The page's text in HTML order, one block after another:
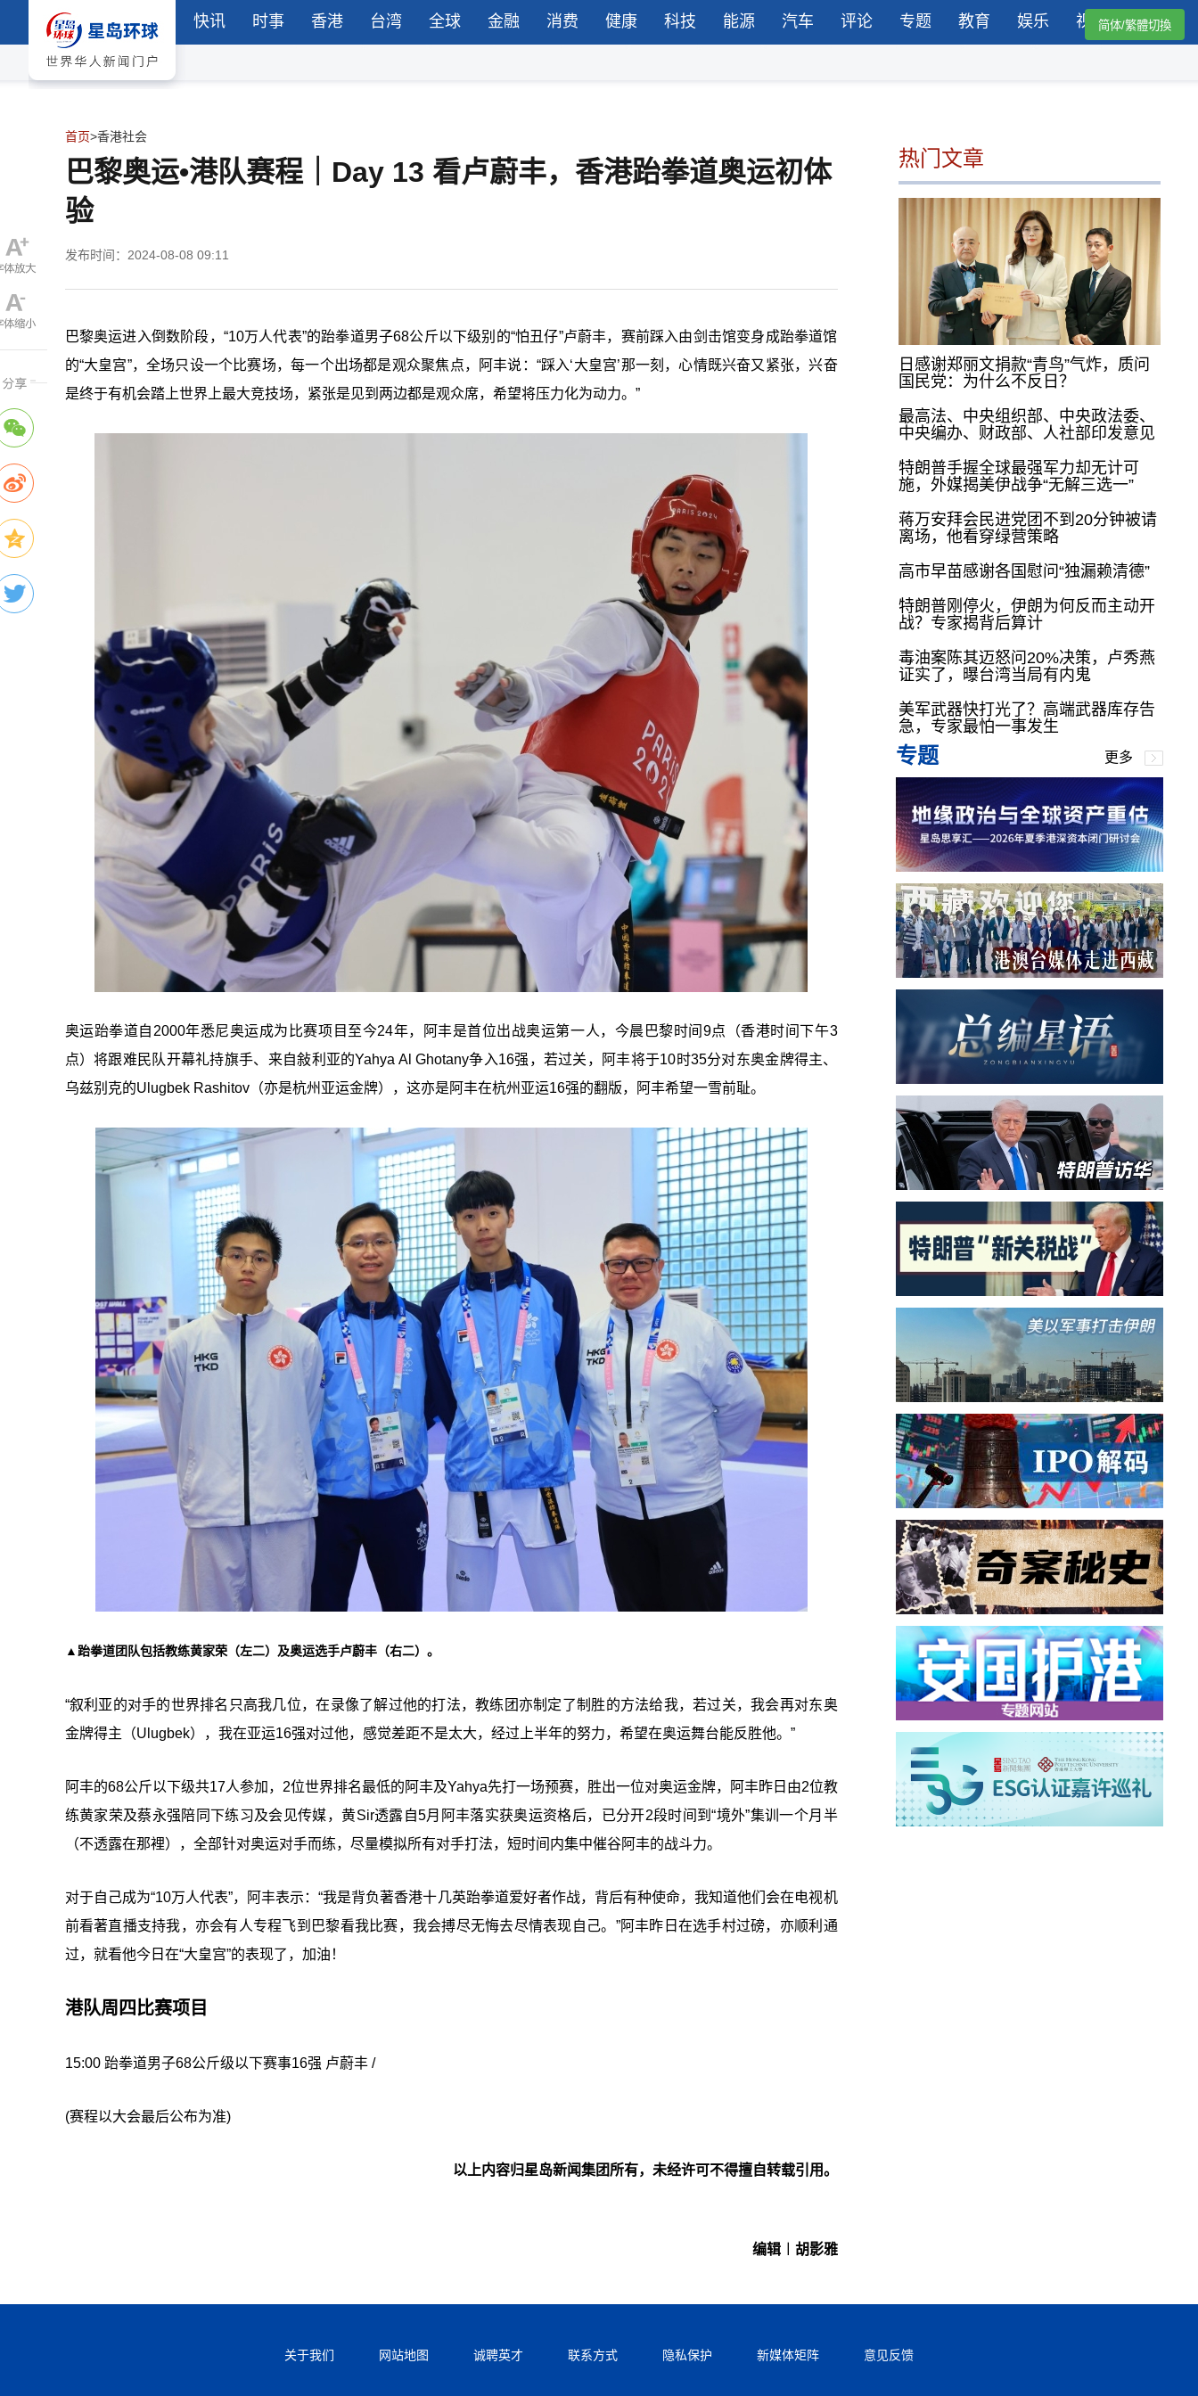
快讯 时事 香港 台湾 全球 金融 消费 健康 科技 能源 汽车 评论 专题 教育 娱乐 视频简体/繁體切換
首页>香港社会
巴黎奥运•港队赛程｜Day 13 看卢蔚丰，香港跆拳道奥运初体
验
发布时间：2024-08-08 09:11
巴黎奥运进入倒数阶段，“10万人代表”的跆拳道男子68公斤以下级别的“怕丑仔”卢蔚丰，赛前踩入由剑击馆变身成跆拳道馆
的“大皇宫”，全场只设一个比赛场，每一个出场都是观众聚焦点，阿丰说：“踩入‘大皇宫’那一刻，心情既兴奋又紧张，兴奋
是终于有机会踏上世界上最大竞技场，紧张是见到两边都是观众席，希望将压力化为动力。”
奥运跆拳道自2000年悉尼奥运成为比赛项目至今24年，阿丰是首位出战奥运第一人，今晨巴黎时间9点（香港时间下午3
点）将跟难民队开幕礼持旗手、来自敍利亚的Yahya Al Ghotany争入16强，若过关，阿丰将于10时35分对东奥金牌得主、
乌兹别克的Ulugbek Rashitov（亦是杭州亚运金牌），这亦是阿丰在杭州亚运16强的翻版，阿丰希望一雪前耻。
▲跆拳道团队包括教练黄家荣（左二）及奥运选手卢蔚丰（右二）。
“叙利亚的对手的世界排名只高我几位，在录像了解过他的打法，教练团亦制定了制胜的方法给我，若过关，我会再对东奥
金牌得主（Ulugbek），我在亚运16强对过他，感觉差距不是太大，经过上半年的努力，希望在奥运舞台能反胜他。”
阿丰的68公斤以下级共17人参加，2位世界排名最低的阿丰及Yahya先打一场预赛，胜出一位对奥运金牌，阿丰昨日由2位教
练黄家荣及蔡永强陪同下练习及会见传媒，黄Sir透露自5月阿丰落实获奥运资格后，已分开2段时间到“境外”集训一个月半
（不透露在那裡），全部针对奥运对手而练，尽量模拟所有对手打法，短时间内集中催谷阿丰的战斗力。
对于自己成为“10万人代表”，阿丰表示：“我是背负著香港十几英跆拳道爱好者作战，背后有种使命，我知道他们会在电视机
前看著直播支持我，亦会有人专程飞到巴黎看我比赛，我会搏尽无悔去尽情表现自己。”阿丰昨日在选手村过磅，亦顺利通
过，就看他今日在“大皇宫”的表现了，加油！
港队周四比赛项目
15:00 跆拳道男子68公斤级以下赛事16强 卢蔚丰 /
(赛程以大会最后公布为准)
以上内容归星岛新闻集团所有，未经许可不得擅自转载引用。
编辑︱胡影雅
热门文章
日感谢郑丽文捐款“青鸟”气炸，质问
国民党：为什么不反日？
最高法、中央组织部、中央政法委、
中央编办、财政部、人社部印发意见
特朗普手握全球最强军力却无计可
施，外媒揭美伊战争“无解三选一”
蒋万安拜会民进党团不到20分钟被请
离场，他看穿绿营策略
高市早苗感谢各国慰问“独漏赖清德”
特朗普刚停火，伊朗为何反而主动开
战？专家揭背后算计
毒油案陈其迈怒问20%决策，卢秀燕
证实了，曝台湾当局有内鬼
美军武器快打光了？高端武器库存告
急，专家最怕一事发生
专题 更多
关于我们 网站地图 诚聘英才 联系方式 隐私保护 新媒体矩阵 意见反馈